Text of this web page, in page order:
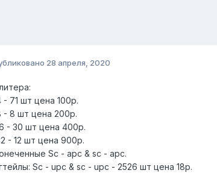
28 апреля, 2020
- 71 шт цена 100р.
- 8 шт цена 200р.
- 30 шт цена 400р.
- 12 шт цена 900р.
Sc - apc & sc - apc.
Sc - upc & sc - upc - 2526 шт цена 18р.